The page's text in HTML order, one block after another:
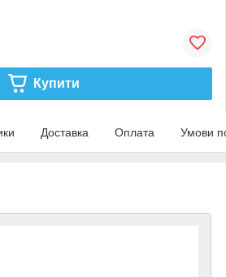
Купити
Доставка Оплата Умови